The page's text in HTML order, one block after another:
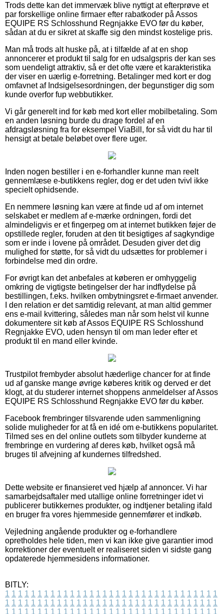
Trods dette kan det immervæk blive nyttigt at efterprøve et
par forskellige online firmaer efter rabatkoder på Assos
EQUIPE RS Schlosshund Regnjakke EVO før du køber,
sådan at du er sikret at skaffe sig den mindst kostelige pris.
Man må trods alt huske på, at i tilfælde af at en shop
annoncerer et produkt til salg for en udsalgspris der kan ses
som uendeligt attraktiv, så er det ofte være et karakteristika
der viser en uærlig e-forretning. Betalinger med kort er dog
omfavnet af Indsigelsesordningen, der begunstiger dig som
kunde overfor fup webbutikker.
Vi går generelt ind for køb med kort eller mobilbetaling. Som
en anden løsning burde du drage fordel af en
afdragsløsning fra for eksempel ViaBill, for så vidt du har til
hensigt at betale beløbet over flere uger.
Inden nogen bestiller i en e-forhandler kunne man reelt
gennemlæse e-butikkens regler, dog er det uden tvivl ikke
specielt ophidsende.
En nemmere løsning kan være at finde ud af om internet
selskabet er medlem af e-mærke ordningen, fordi det
almindeligvis er et fingerpeg om at internet butikken føjer de
opstillede regler, foruden at den tit besigtiges af sagkyndige
som er inde i lovene på området. Desuden giver det dig
mulighed for støtte, for så vidt du udsættes for problemer i
forbindelse med din ordre.
For øvrigt kan det anbefales at køberen er omhyggelig
omkring de vigtigste betingelser der har indflydelse på
bestillingen, f.eks. hvilken ombytningsret e-firmaet anvender.
I den relation er det samtidig relevant, at man altid gemmer
ens e-mail kvittering, således man når som helst vil kunne
dokumentere sit køb af Assos EQUIPE RS Schlosshund
Regnjakke EVO, uden hensyn til om man leder efter et
produkt til en mand eller kvinde.
Trustpilot frembyder absolut hæderlige chancer for at finde
ud af ganske mange øvrige køberes kritik og derved er det
klogt, at du studerer internet shoppens anmeldelser af Assos
EQUIPE RS Schlosshund Regnjakke EVO før du køber.
Facebook frembringer tilsvarende uden sammenligning
solide muligheder for at få en idé om e-butikkens popularitet.
Tilmed ses en del online outlets som tilbyder kunderne at
frembringe en vurdering af deres køb, hvilket også må
bruges til afvejning af kundernes tilfredshed.
Dette website er finansieret ved hjælp af annoncer. Vi har
samarbejdsaftaler med utallige online forretninger idet vi
publicerer butikkernes produkter, og indtjener betaling ifald
en bruger fra vores hjemmeside gennemfører et indkøb.
Vejledning angående produkter og e-forhandlere
opretholdes hele tiden, men vi kan ikke give garantier imod
korrektioner der eventuelt er realiseret siden vi sidste gang
opdaterede hjemmesidens informationer.
BITLY:
1 1 1 1 1 1 1 1 1 1 1 1 1 1 1 1 1 1 1 1 1 1 1 1 1 1 1 1 1 1 1 1 1
1 1 1 1 1 1 1 1 1 1 1 1 1 1 1 1 1 1 1 1 1 1 1 1 1 1 1 1 1 1 1 1 1
1 1 1 1 1 1 1 1 1 1 1 1 1 1 1 1 1 1 1 1 1 1 1 1 1 1 1 1 1 1 1 1 1